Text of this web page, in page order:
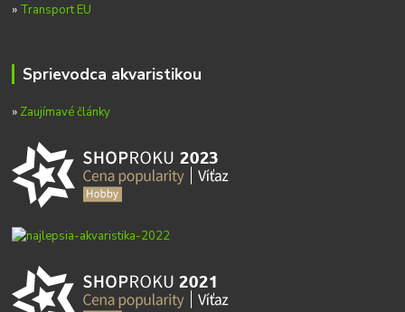
» Transport EU
Sprievodca akvaristikou
» Zaujímavé články